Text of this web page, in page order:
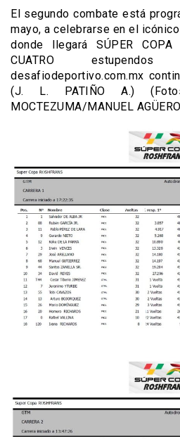
El segundo combate está
mayo, a celebrarse en el
donde llegará SÚPER COPA
CUATRO estupendos
desafiodeportivo.com.mx
(J. L. PATIÑO A.)
MOCTEZUMA/MANUEL